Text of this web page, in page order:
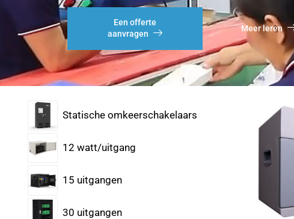
Een offerte
aanvragen
Meer leren
Statische omkeerschakelaars
12 watt/uitgang
15 uitgangen
30 uitgangen